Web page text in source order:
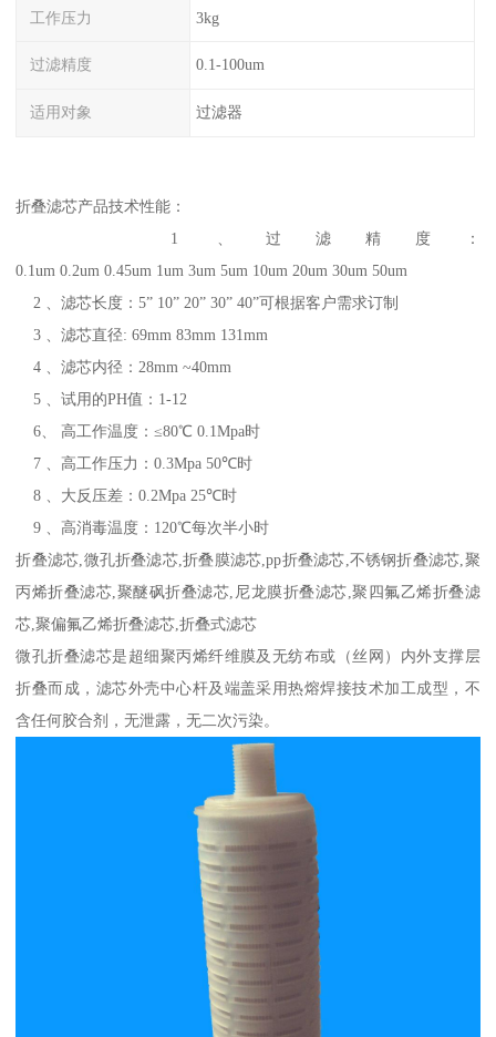
工作压力 3kg
过滤精度 0.1-100um
适用对象 过滤器
折叠滤芯产品技术性能：
1 、过滤精度：
0.1um 0.2um 0.45um 1um 3um 5um 10um 20um 30um 50um
2 、滤芯长度：5” 10” 20” 30” 40”可根据客户需求订制
3 、滤芯直径: 69mm 83mm 131mm
4 、滤芯内径：28mm ~40mm
5 、试用的PH值：1-12
6、 高工作温度：≤80℃ 0.1Mpa时
7 、高工作压力：0.3Mpa 50℃时
8 、大反压差：0.2Mpa 25℃时
9 、高消毒温度：120℃每次半小时
折叠滤芯,微孔折叠滤芯,折叠膜滤芯,pp折叠滤芯,不锈钢折叠滤芯,聚
丙烯折叠滤芯,聚醚砜折叠滤芯,尼龙膜折叠滤芯,聚四氟乙烯折叠滤
芯,聚偏氟乙烯折叠滤芯,折叠式滤芯
微孔折叠滤芯是超细聚丙烯纤维膜及无纺布或（丝网）内外支撑层
折叠而成，滤芯外壳中心杆及端盖采用热熔焊接技术加工成型，不
含任何胶合剂，无泄露，无二次污染。